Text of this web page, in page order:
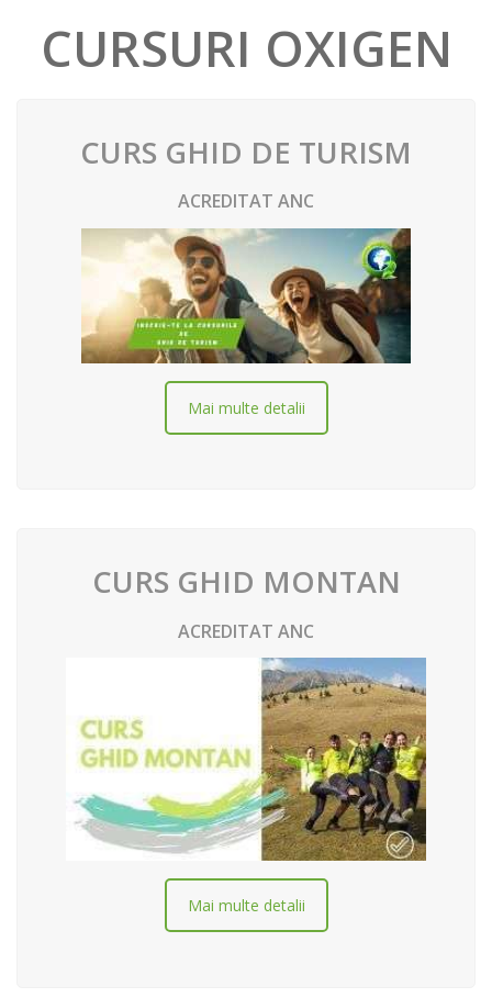
CURSURI OXIGEN
CURS GHID DE TURISM
ACREDITAT ANC
Mai multe detalii
CURS GHID MONTAN
ACREDITAT ANC
Mai multe detalii